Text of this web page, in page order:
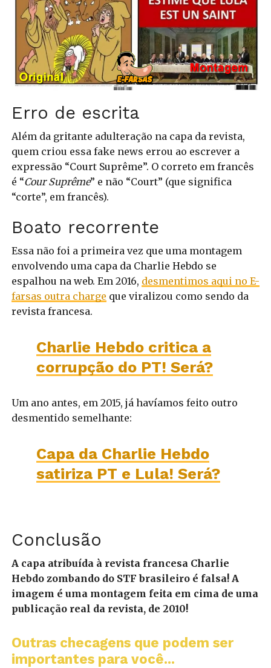
Erro de escrita
Além da gritante adulteração na capa da revista,
quem criou essa fake news errou ao escrever a
expressão “Court Suprême”. O correto em francês
é “Cour Suprême” e não “Court” (que significa
“corte”, em francês).
Boato recorrente
Essa não foi a primeira vez que uma montagem
envolvendo uma capa da Charlie Hebdo se
espalhou na web. Em 2016, desmentimos aqui no E-
farsas outra charge que viralizou como sendo da
revista francesa.
Charlie Hebdo critica a
corrupção do PT! Será?
Um ano antes, em 2015, já havíamos feito outro
desmentido semelhante:
Capa da Charlie Hebdo
satiriza PT e Lula! Será?
Conclusão
A capa atribuída à revista francesa Charlie
Hebdo zombando do STF brasileiro é falsa! A
imagem é uma montagem feita em cima de uma
publicação real da revista, de 2010!
Outras checagens que podem ser
importantes para você...